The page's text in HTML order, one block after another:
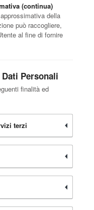
(continua)
della
può raccogliere,
al fine di fornire
Personali
finalità ed
terzi